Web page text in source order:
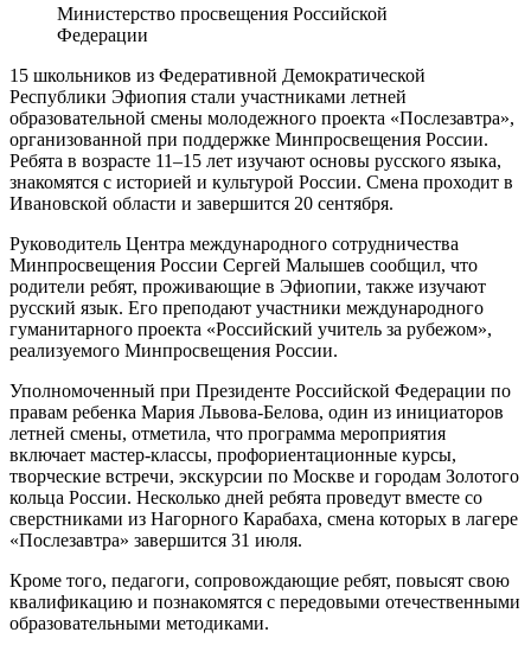
Министерство просвещения Российской
Федерации
15 школьников из Федеративной Демократической
Республики Эфиопия стали участниками летней
образовательной смены молодежного проекта «Послезавтра»,
организованной при поддержке Минпросвещения России.
Ребята в возрасте 11–15 лет изучают основы русского языка,
знакомятся с историей и культурой России. Смена проходит в
Ивановской области и завершится 20 сентября.
Руководитель Центра международного сотрудничества
Минпросвещения России Сергей Малышев сообщил, что
родители ребят, проживающие в Эфиопии, также изучают
русский язык. Его преподают участники международного
гуманитарного проекта «Российский учитель за рубежом»,
реализуемого Минпросвещения России.
Уполномоченный при Президенте Российской Федерации по
правам ребенка Мария Львова-Белова, один из инициаторов
летней смены, отметила, что программа мероприятия
включает мастер-классы, профориентационные курсы,
творческие встречи, экскурсии по Москве и городам Золотого
кольца России. Несколько дней ребята проведут вместе со
сверстниками из Нагорного Карабаха, смена которых в лагере
«Послезавтра» завершится 31 июля.
Кроме того, педагоги, сопровождающие ребят, повысят свою
квалификацию и познакомятся с передовыми отечественными
образовательными методиками.